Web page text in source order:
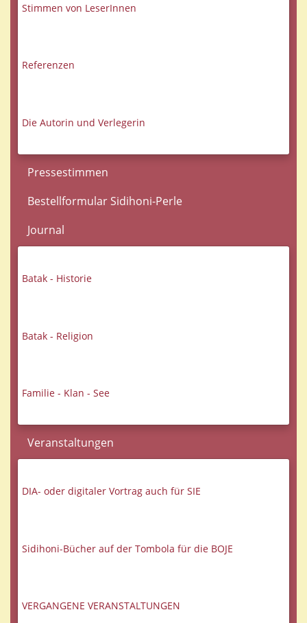
Stimmen von LeserInnen
Referenzen
Die Autorin und Verlegerin
Pressestimmen
Bestellformular Sidihoni-Perle
Journal
Batak - Historie
Batak - Religion
Familie - Klan - See
Veranstaltungen
DIA- oder digitaler Vortrag auch für SIE
Sidihoni-Bücher auf der Tombola für die BOJE
VERGANGENE VERANSTALTUNGEN